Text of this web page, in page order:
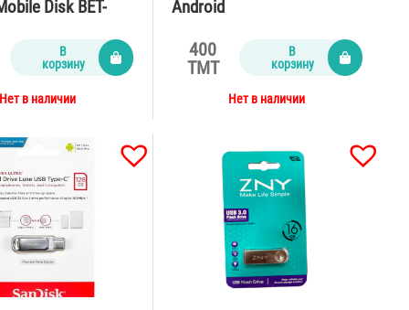
Disk BET-
В
корзину
Нет в наличии
Android
400
TMT
В
корзину
Нет в наличии